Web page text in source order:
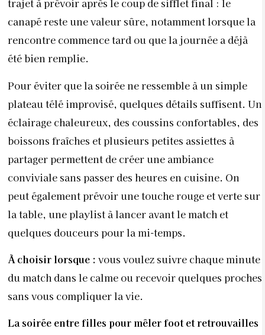
trajet à prévoir après le coup de sifflet final : le
canapé reste une valeur sûre, notamment lorsque la
rencontre commence tard ou que la journée a déjà
été bien remplie.
Pour éviter que la soirée ne ressemble à un simple
plateau télé improvisé, quelques détails suffisent. Un
éclairage chaleureux, des coussins confortables, des
boissons fraîches et plusieurs petites assiettes à
partager permettent de créer une ambiance
conviviale sans passer des heures en cuisine. On
peut également prévoir une touche rouge et verte sur
la table, une playlist à lancer avant le match et
quelques douceurs pour la mi-temps.
À choisir lorsque : vous voulez suivre chaque minute
du match dans le calme ou recevoir quelques proches
sans vous compliquer la vie.
La soirée entre filles pour mêler foot et retrouvailles